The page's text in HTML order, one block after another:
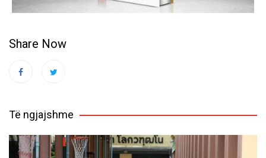
Share Now
Të ngjajshme